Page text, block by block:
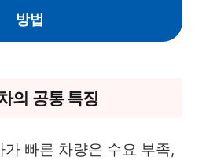
방법
의 공통 특징
가 빠른 차량은 수요 부족,